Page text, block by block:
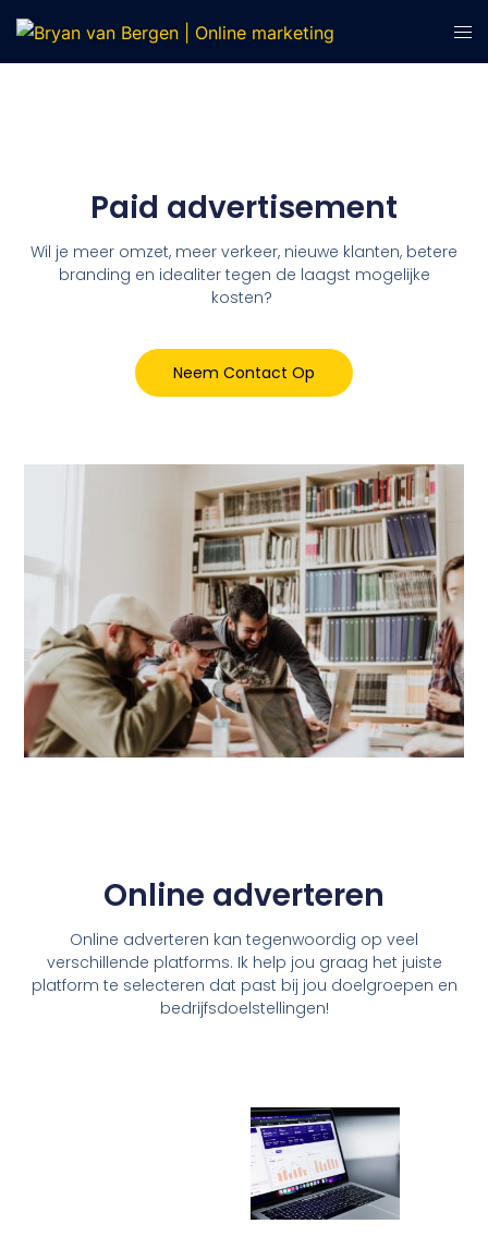
Paid advertisement
Wil je meer omzet, meer verkeer, nieuwe klanten, betere
branding en idealiter tegen de laagst mogelijke
kosten?
Neem Contact Op
Online adverteren
Online adverteren kan tegenwoordig op veel
verschillende platforms. Ik help jou graag het juiste
platform te selecteren dat past bij jou doelgroepen en
bedrijfsdoelstellingen!